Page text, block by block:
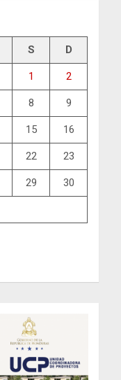
S D
1 2
8 9
15 16
22 23
29 30